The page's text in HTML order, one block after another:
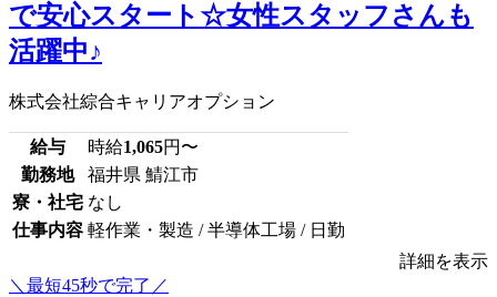
で安心スタート☆女性スタッフさんも
活躍中♪
株式会社綜合キャリアオプション
給与 時給1,065円〜
勤務地
福井県 鯖江市
寮・社宅 なし
仕事内容 軽作業・製造 / 半導体工場 / 日勤
詳細を表示
＼最短45秒で完了／